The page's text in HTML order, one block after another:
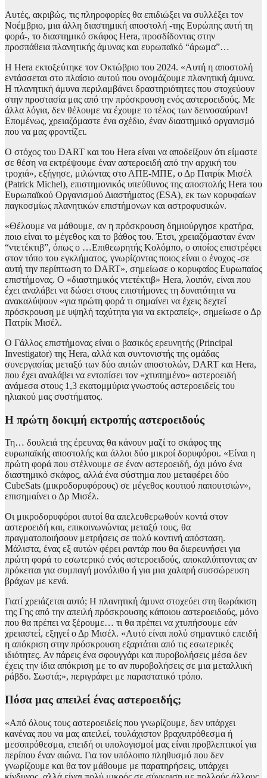
Αυτές, ακριβώς, τις πληροφορίες θα επιδιώξει να συλλέξει τον
Νοέμβριο, μια άλλη διαστημική αποστολή -της Ευρώπης αυτή τη
φορά-, το διαστημικό σκάφος Hera, προσδίδοντας στην
προσπάθεια πλανητικής άμυνας και ευρωπαϊκό “άρωμα”…
Η Hera εκτοξεύτηκε τον Οκτώβριο του 2024. «Αυτή η αποστολή
εντάσσεται στο πλαίσιο αυτού που ονομάζουμε πλανητική άμυνα.
Η πλανητική άμυνα περιλαμβάνει δραστηριότητες που στοχεύουν
στην προστασία μας από την πρόσκρουση ενός αστεροειδούς. Με
άλλα λόγια, δεν θέλουμε να έχουμε το τέλος των δεινοσαύρων!
Επομένως, χρειαζόμαστε ένα σχέδιο, έναν διαστημικό οργανισμό
που να μας φροντίζει.
Ο στόχος του DART και του Hera είναι να αποδείξουν ότι είμαστε
σε θέση να εκτρέψουμε έναν αστεροειδή από την αρχική του
τροχιά», εξήγησε, μιλώντας στο ΑΠΕ-ΜΠΕ, ο Δρ Πατρίκ Μισέλ
(Patrick Michel), επιστημονικός υπεύθυνος της αποστολής Hera του
Ευρωπαϊκού Οργανισμού Διαστήματος (ESA), εκ των κορυφαίων
παγκοσμίως πλανητικών επιστήμονων και αστροφυσικών.
«Θέλουμε να μάθουμε, αν η πρόσκρουση δημιούργησε κρατήρα,
ποιο είναι το μέγεθος και το βάθος του. Έτσι, χρειαζόμασταν έναν
“ντετέκτιβ”, όπως ο …Επιθεωρητής Κολόμπο, ο οποίος επιστρέφει
στον τόπο του εγκλήματος, γνωρίζοντας ποιος είναι ο ένοχος -σε
αυτή την περίπτωση το DART», σημείωσε o κορυφαίος Ευρωπαίος
επιστήμονας. Ο «διαστημικός ντετέκτιβ» Hera, λοιπόν, είναι που
έχει αναλάβει να δώσει στους επιστήμονες τη δυνατότητα να
ανακαλύψουν «για πρώτη φορά τι σημαίνει να έχεις δεχτεί
πρόσκρουση με υψηλή ταχύτητα για να εκτραπείς», σημείωσε ο Δρ
Πατρίκ Μισέλ.
Ο Γάλλος επιστήμονας είναι ο βασικός ερευνητής (Principal
Investigator) της Hera, αλλά και συντονιστής της ομάδας
συνεργασίας μεταξύ των δύο αυτών αποστολών, DART και Hera,
που έχει αναλάβει να εντοπίσει τον «χτυπημένο» αστεροειδή
ανάμεσα στους 1,3 εκατομμύρια γνωστούς αστεροειδείς του
ηλιακού μας συστήματος.
H πρώτη δοκιμή εκτροπής αστεροειδούς
Τη… δουλειά της έρευνας θα κάνουν μαζί το σκάφος της
ευρωπαϊκής αποστολής και άλλοι δύο μικροί δορυφόροι. «Είναι η
πρώτη φορά που στέλνουμε σε έναν αστεροειδή, όχι μόνο ένα
διαστημικό σκάφος, αλλά ένα σύστημα που μεταφέρει δύο
CubeSats (μικροδορυφόρους) σε μέγεθος κουτιού παπουτσιών»,
επισημαίνει ο Δρ Μισέλ.
Οι μικροδορυφόροι αυτοί θα απελευθερωθούν κοντά στον
αστεροειδή και, επικοινωνώντας μεταξύ τους, θα
πραγματοποιήσουν μετρήσεις σε πολύ κοντινή απόσταση.
Μάλιστα, ένας εξ αυτών φέρει ραντάρ που θα διερευνήσει για
πρώτη φορά το εσωτερικό ενός αστεροειδούς, αποκαλύπτοντας αν
πρόκειται για συμπαγή μονόλιθο ή για μια χαλαρή συσσώρευση
βράχων με κενά.
Γιατί χρειάζεται αυτό; Η πλανητική άμυνα στοχεύει στη θωράκιση
της Γης από την απειλή πρόσκρουσης κάποιου αστεροειδούς, μόνο
που θα πρέπει να ξέρουμε… τι θα πρέπει να χτυπήσουμε εάν
χρειαστεί, εξηγεί ο Δρ Μισέλ. «Αυτό είναι πολύ σημαντικό επειδή
η απόκριση στην πρόσκρουση εξαρτάται από τις εσωτερικές
ιδιότητες. Αν πάρεις ένα σφουγγάρι και πυροβολήσεις μέσα δεν
έχεις την ίδια απόκριση με το αν πυροβολήσεις σε μια μεταλλική
ράβδο. Σωστά;», περιγράφει με παραστατικό τρόπο.
Πόσα μας απειλεί ένας αστεροειδής;
«Από όλους τους αστεροειδείς που γνωρίζουμε, δεν υπάρχει
κανένας που να μας απειλεί, τουλάχιστον βραχυπρόθεσμα ή
μεσοπρόθεσμα, επειδή οι υπολογισμοί μας είναι προβλεπτικοί για
περίπου έναν αιώνα. Για τον υπόλοιπο πληθυσμό που δεν
γνωρίζουμε και θα τον μάθουμε με παρατηρήσεις, υπάρχει